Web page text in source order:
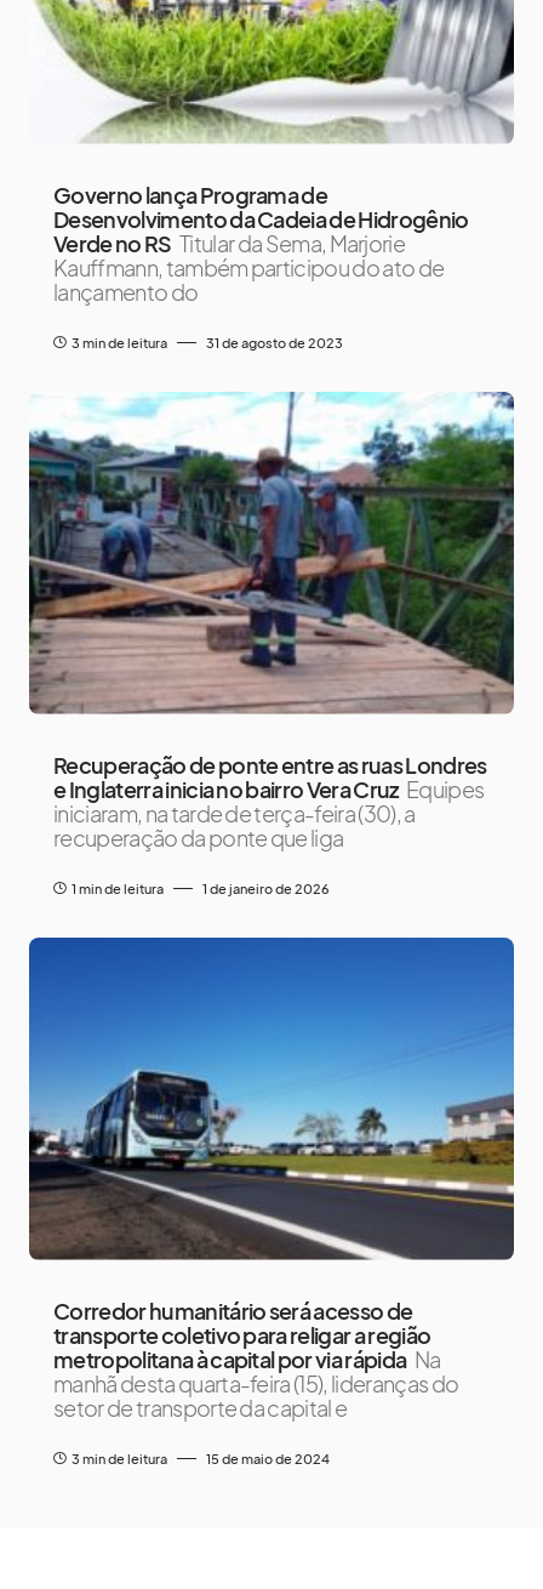
Governo lança Programa de
Desenvolvimento da Cadeia de Hidrogênio
Verde no RS Titular da Sema, Marjorie
Kauffmann, também participou do ato de
lançamento do
3 min de leitura 31 de agosto de 2023
Recuperação de ponte entre as ruas Londres
e Inglaterra inicia no bairro Vera Cruz Equipes
iniciaram, na tarde de terça-feira (30), a
recuperação da ponte que liga
1 min de leitura 1 de janeiro de 2026
Corredor humanitário será acesso de
transporte coletivo para religar a região
metropolitana à capital por via rápida Na
manhã desta quarta-feira (15), lideranças do
setor de transporte da capital e
3 min de leitura 15 de maio de 2024